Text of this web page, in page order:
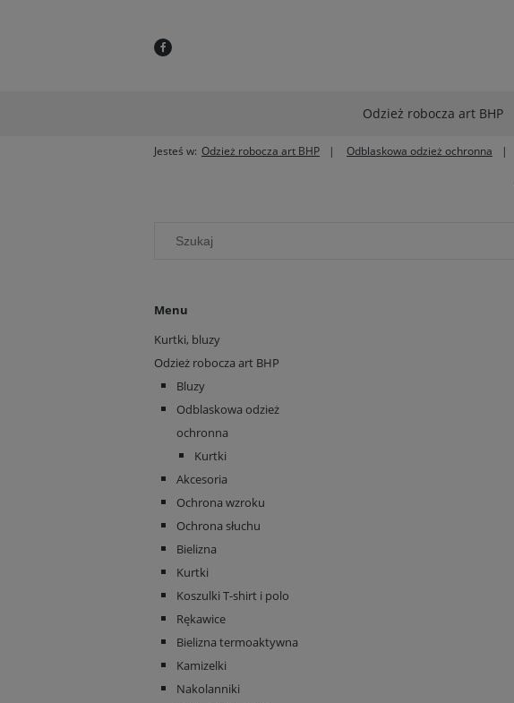
Odzież robocza art BHP
Jesteś w: Odzież robocza art BHP Odblaskowa odzież ochronna
Menu
Kurtki, bluzy
Odzież robocza art BHP
Bluzy
Odblaskowa odzież
ochronna
Kurtki
Akcesoria
Ochrona wzroku
Ochrona słuchu
Bielizna
Kurtki
Koszulki T-shirt i polo
Rękawice
Bielizna termoaktywna
Kamizelki
Nakolanniki